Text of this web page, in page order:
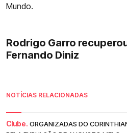
Mundo.
Rodrigo Garro
Fernando Diniz
NOTÍCIAS RELACIONADAS
Clube. ORGANIZADAS DO